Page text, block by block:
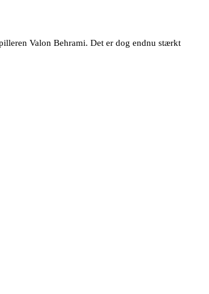
Valon Behrami. Det er dog endnu stærkt